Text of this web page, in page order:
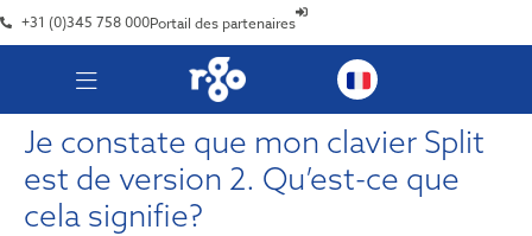
+31 (0)345 758 000Portail des partenaires
Je constate que mon clavier Split
est de version 2. Qu’est-ce que
cela signifie?